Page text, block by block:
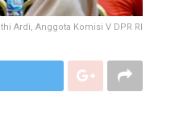
Ardi, Anggota Komisi V DPR RI